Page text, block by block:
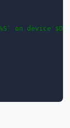
on device